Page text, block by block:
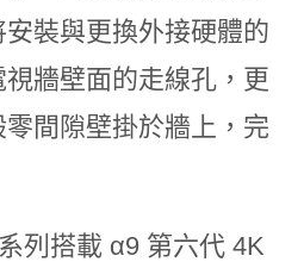
裝與更換外接硬體的
牆壁面的走線孔，更
間隙壁掛於牆上，完
列搭載 α9 第六代 4K